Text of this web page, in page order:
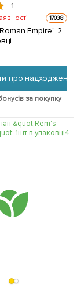
1
17038
Empire" 2
про надходження
за покупку